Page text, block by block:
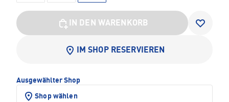
IN DEN WARENKORB
IM SHOP RESERVIEREN
Ausgewählter Shop
Shop wählen